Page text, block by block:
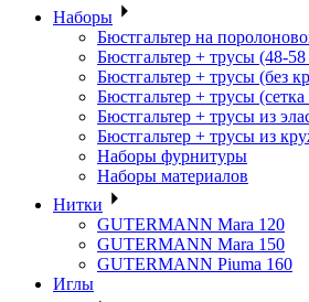
Наборы
Бюстгальтер на
Бюстгальтер + трусы (48-
Бюстгальтер + трусы (без
Бюстгальтер + трусы
Бюстгальтер + трусы из
Бюстгальтер + трусы из
Наборы фурнитуры
Наборы материалов
Нитки
GUTERMANN Mara 120
GUTERMANN Mara 150
GUTERMANN Piuma 160
Иглы